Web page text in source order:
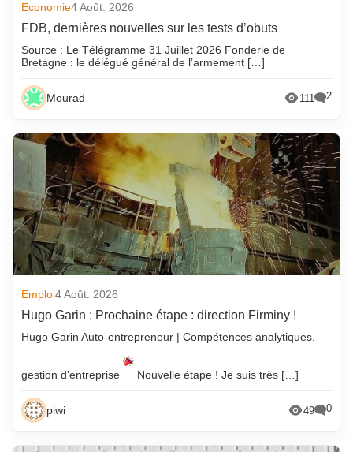
Economie4 Août. 2026
FDB, dernières nouvelles sur les tests d’obuts
Source : Le Télégramme 31 Juillet 2026 Fonderie de
Bretagne : le délégué général de l’armement […]
Mourad 111 2
Emploi4 Août. 2026
Hugo Garin : Prochaine étape : direction Firminy !
Hugo Garin Auto-entrepreneur | Compétences analytiques,
gestion d’entreprise Nouvelle étape ! Je suis très […]
piwi 49 0